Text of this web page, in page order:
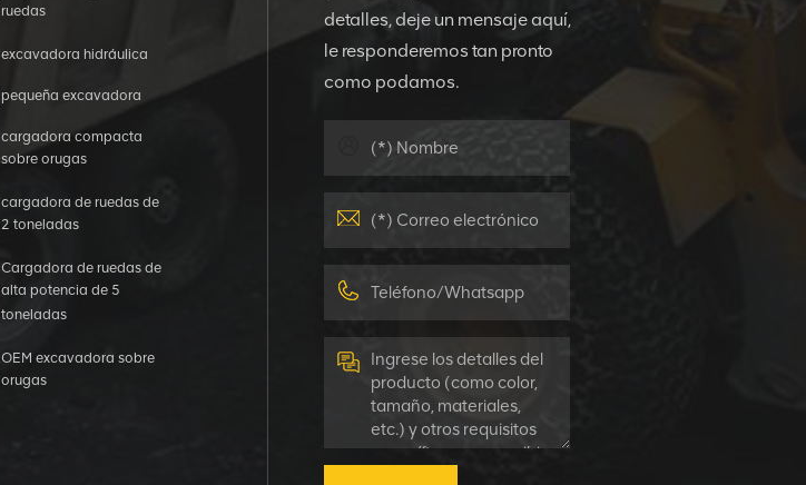
ruedas
excavadora hidráulica
pequeña excavadora
cargadora compacta
sobre orugas
cargadora de ruedas de
2 toneladas
Cargadora de ruedas de
alta potencia de 5
toneladas
OEM excavadora sobre
orugas
detalles, deje un mensaje aquí,
le responderemos tan pronto
como podamos.